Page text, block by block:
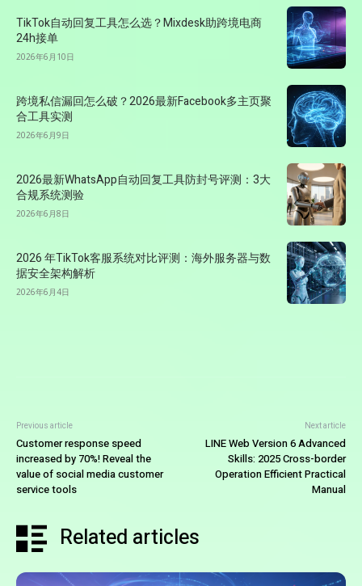
TikTok自动回复工具怎么选？Mixdesk助跨境电商
24h接单
2026年6月10日
跨境私信漏回怎么破？2026最新Facebook多主页聚
合工具实测
2026年6月9日
2026最新WhatsApp自动回复工具防封号评测：3大
合规系统测验
2026年6月8日
2026 年TikTok客服系统对比评测：海外服务器与数
据安全架构解析
2026年6月4日
Previous article
Customer response speed
increased by 70%! Reveal the
value of social media customer
service tools
Next article
LINE Web Version 6 Advanced
Skills: 2025 Cross-border
Operation Efficient Practical
Manual
Related articles